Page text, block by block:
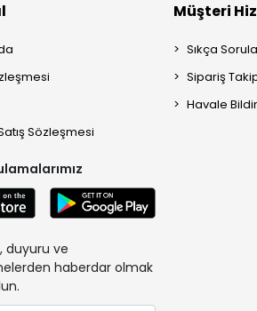
Sözleşmesi
duyuru ve
haberdar olmak
Müşteri
Sıkça
Sipariş
Havale